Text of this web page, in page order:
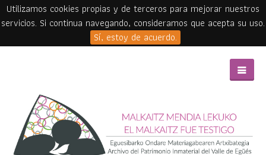
Utilizamos cookies propias y de terceros para mejorar nuestros
servicios. Si continua navegando, consideramos que acepta su uso.
Sí, estoy de acuerdo.